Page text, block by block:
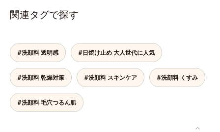
上向き(*12)のハリと透明感を。効
果的なシナジー設計で、あなたのエ
スを防ぐ（ウォッシュを除く）*2
オルビス内スキンケアシリーズの保
湿力*3 年齢に応じたお手入れのこ
と*4 剥がれずに肌に蓄積した古い
る物理的効果*7 うるおいによる
*8 乾燥、ハリ・ツヤのなさ*9
内スキンケアシリーズの保湿力*3
年齢に応じたお手入れのこと*4 う
るおいによる*5 乾燥、ハリ・ツヤ
のなさ*6 乾燥による*7 保湿成分*8
を予防しながらうるおいに満ちた美
成分として、「DF-パンテノール
(*3)」を国内唯一(*4)、高濃度で配
合。角層のバリア機能にアプローチ
して肌荒れを防ぎ、肌不調にゆらが
ない肌を叶えます。そして、独自研
究に基づいたアプローチ成分「MC
アクティベーター(*5)」。肌のうる
澄みわたる美肌を目指します。*1
年齢を重ねた肌*2 メラニンが過剰
に生成する状態
関連タグで探す
#洗顔料 透明感 #日焼け止め 大人世代に人気
#洗顔料 乾燥対策 #洗顔料 スキンケア #洗顔料 くすみ
#洗顔料 毛穴つるん肌